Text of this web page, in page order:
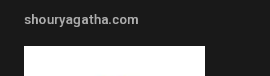
shouryagatha.com